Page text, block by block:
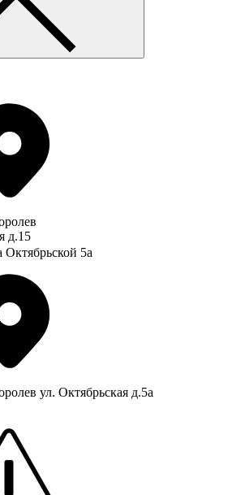
д.15
5а
ул. Октябрьская д.5а